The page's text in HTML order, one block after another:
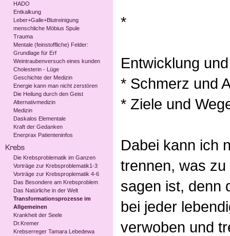
HADO
Entkalkung
Leber+Galle+Blutreinigung
menschliche Möbius Spule
Trauma
Mentale (feinstoffliche) Felder:
Grundlage für Erf
Weintraubenversuch eines kunden
Cholesterin - Lüge
Geschichte der Medizin
Energie kann man nicht zerstören
Die Heilung durch den Geist
Alternativmedizin
Medizin
Daskalos Elementale
Kraft der Gedanken
Enerprax Patienteninfos
Die Krebsproblematik im Ganzen
Vorträge zur Krebsproblematik1-3
Vorträge zur Krebsproplematik 4-6
Das Besondere am Krebsproblem
Das Natürliche in der Welt
Transformationsprozesse im
Allgemeinen
Krankheit der Seele
Dr.Kremer
Krebserreger Tamara Lebedewa
*
Entwicklung
* Schmerz und
* Ziele und
Dabei kann ich
trennen, was
sagen ist, denn
bei jeder
verwoben und